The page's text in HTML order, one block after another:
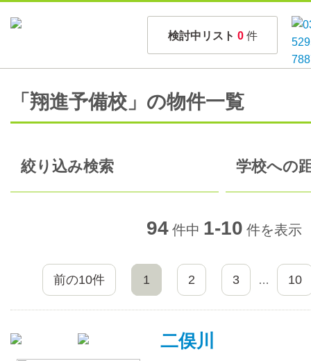
検討中リスト 0 件
「翔進予備校」の物件一覧
絞り込み検索 学校への
94 件中 1-10 件を表示
前の10件 1 2 3 … 10
二俣川